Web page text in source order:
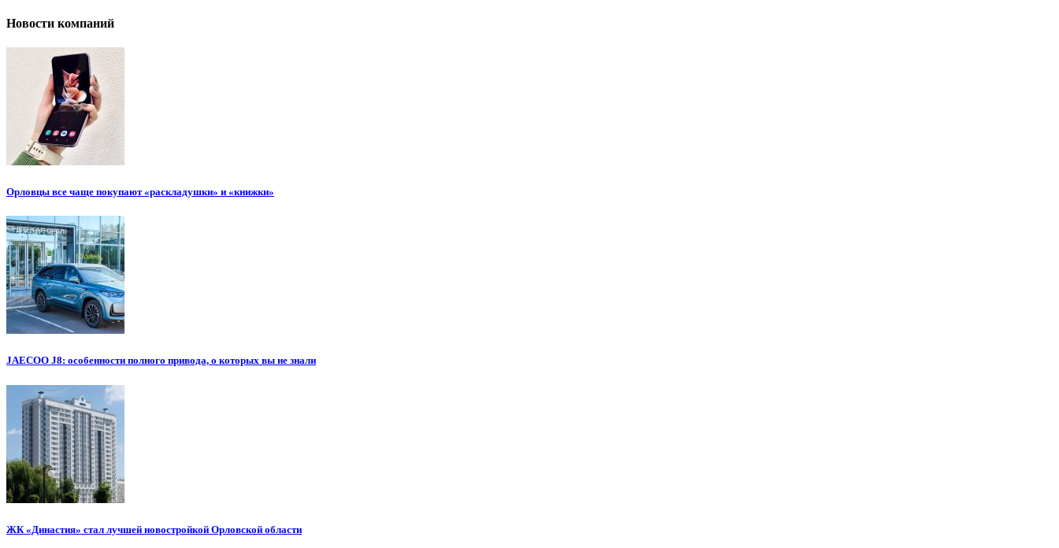
Новости компаний
Орловцы все чаще покупают «раскладушки» и «книжки»
JAECOO J8: особенности полного привода, о которых вы не знали
ЖК «Династия» стал лучшей новостройкой Орловской области